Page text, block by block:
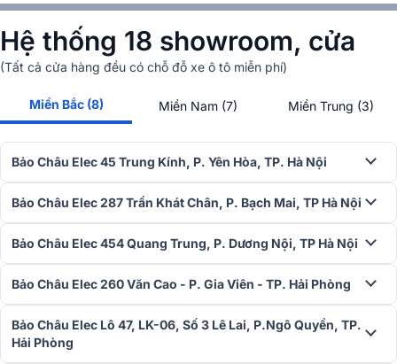
Hệ thống 18 showroom, cửa
hàng âm thanh
(Tất cả cửa hàng đều có chỗ đỗ xe ô tô miễn phí)
Miền Bắc (8) Miền Nam (7) Miền Trung (3)
Bảo Châu Elec 45 Trung Kính, P. Yên Hòa, TP. Hà Nội
Bảo Châu Elec 287 Trần Khát Chân, P. Bạch Mai, TP Hà Nội
Bảo Châu Elec 454 Quang Trung, P. Dương Nội, TP Hà Nội
Bảo Châu Elec 260 Văn Cao - P. Gia Viên - TP. Hải Phòng
Bảo Châu Elec Lô 47, LK-06, Số 3 Lê Lai, P.Ngô Quyền, TP.
Hải Phòng